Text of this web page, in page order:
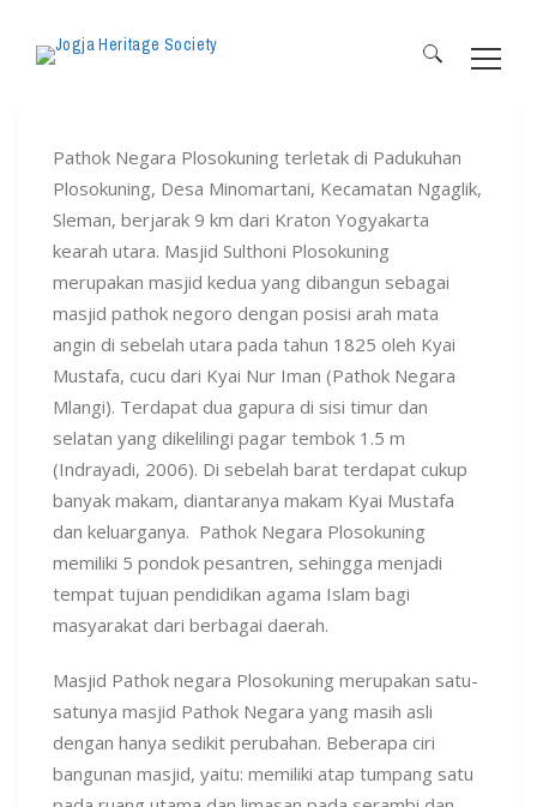
for:
Pathok Negara Plosokuning
Pathok Negara Plosokuning terletak di Padukuhan
Plosokuning, Desa Minomartani, Kecamatan Ngaglik,
Sleman, berjarak 9 km dari Kraton Yogyakarta
kearah utara. Masjid Sulthoni Plosokuning
merupakan masjid kedua yang dibangun sebagai
masjid pathok negoro dengan posisi arah mata
angin di sebelah utara pada tahun 1825 oleh Kyai
Mustafa, cucu dari Kyai Nur Iman (Pathok Negara
Mlangi). Terdapat dua gapura di sisi timur dan
selatan yang dikelilingi pagar tembok 1.5 m
(Indrayadi, 2006). Di sebelah barat terdapat cukup
banyak makam, diantaranya makam Kyai Mustafa
dan keluarganya. Pathok Negara Plosokuning
memiliki 5 pondok pesantren, sehingga menjadi
tempat tujuan pendidikan agama Islam bagi
masyarakat dari berbagai daerah.
Masjid Pathok negara Plosokuning merupakan satu-
satunya masjid Pathok Negara yang masih asli
dengan hanya sedikit perubahan. Beberapa ciri
bangunan masjid, yaitu: memiliki atap tumpang satu